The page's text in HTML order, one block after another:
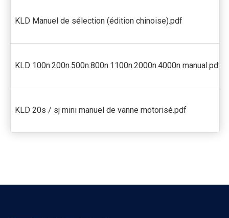
KLD Manuel de sélection (édition chinoise).pdf
KLD 100n.200n.500n.800n.1100n.2000n.4000n manual.pdf
KLD 20s / sj mini manuel de vanne motorisé.pdf